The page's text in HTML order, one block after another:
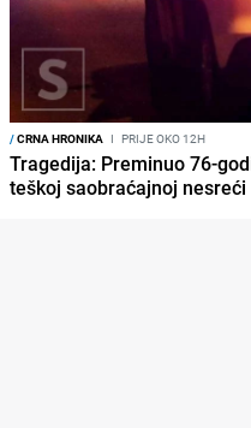
/CRNA HRONIKA I PRIJE OKO 12H
Tragedija: Preminuo 76-
teškoj saobraćajnoj nesreći